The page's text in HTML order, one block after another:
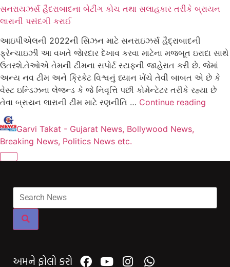
સનરાયઝર્સ હૈદરાબાદના બેટીંગ કોચ તથા સલાહકાર તરીકે બ્રાયન
લારાની પસંદગી કરાઈ
આઇપીએલની 2022ની સિઝન માટે સનરાઇઝર્સ હૈદ્રાબાદની
ફ્રેન્ચાઇઝી આ વખતે જાેરદાર દેખાવ કરવા માટેના મજબૂત ઇરાદા સાથે
ઉતરશે.તેઓએ તેમની ટીમના સપોર્ટ સ્ટાફની જાહેરાત કરી છે. જેમાં
અન્ય નવ ટીમ અને ક્રિકેટ વિશ્વનું ધ્યાન ખેંચે તેવી બાબત એ છે કે
વેસ્ટ ઇન્ડિઝના લેજન્ડ કે જે નિવૃત્તિ પછી કોમેન્ટેટર તરીકે રહ્યા છે
તેવા બ્રાયન લારાની ટીમ માટે રણનીતિ … Continue reading
Garvi Takat - Gujarat News, Bollywood News,
Breaking News, Politics News etc.
અમને ફોલો કરો